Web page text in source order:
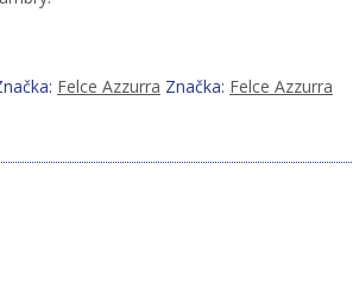
Felce Azzurra Značka: Felce Azzurra